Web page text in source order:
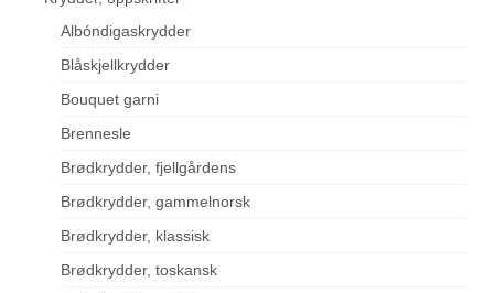
Albóndigaskrydder
Blåskjellkrydder
Bouquet garni
Brennesle
Brødkrydder, fjellgårdens
Brødkrydder, gammelnorsk
Brødkrydder, klassisk
Brødkrydder, toskansk